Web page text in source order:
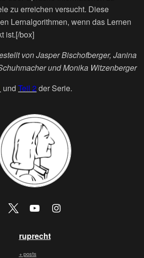
zu erreichen versucht. Diese
Lernalgorithmen, wenn das Lernen
ist.[/box]
von Jasper Bischofberger, Janina
und Monika Witzenberger
und Teil 2der Serie.
ruprecht
+ posts